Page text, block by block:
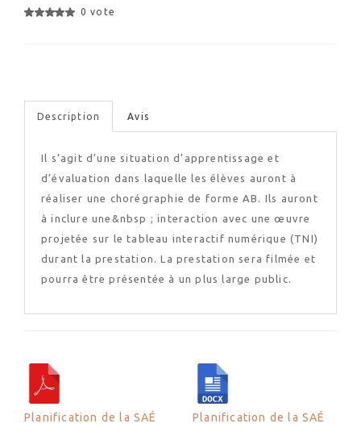
0 vote
Description Avis
Il s’agit d’une situation d’apprentissage et
d’évaluation dans laquelle les élèves auront à
réaliser une chorégraphie de forme AB. Ils auront
à inclure une&nbsp ; interaction avec une œuvre
projetée sur le tableau interactif numérique (TNI)
durant la prestation. La prestation sera filmée et
pourra être présentée à un plus large public.
Planification de la SAÉ Planification de la SAÉ